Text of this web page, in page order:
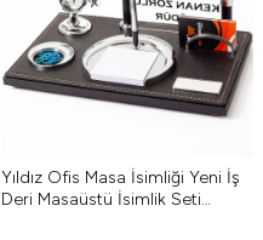
Yıldız Ofis Masa İsimliği Yeni İş
Deri Masaüstü İsimlik Seti